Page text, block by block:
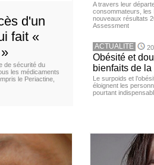
d'un
fait «
de sécurité du
les médicaments
le Periactine,
A travers leur
consommateurs, les
nouveaux résultats
Assessment
ACTUALITE
Obésité et
bienfaits de
Le surpoids et
éloignent les
pourtant